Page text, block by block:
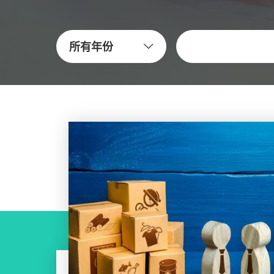
所有年份
关键字